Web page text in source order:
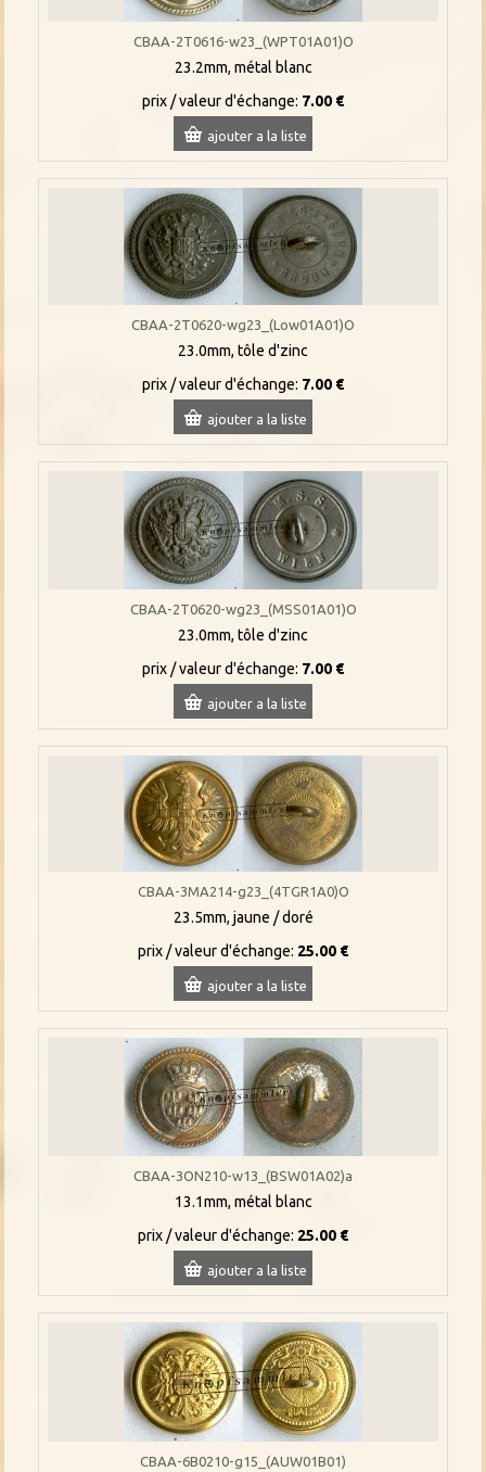
CBAA-2T0616-w23_(WPT01A01)O
23.2mm, métal blanc
prix / valeur d'échange: 7.00 €
ajouter a la liste
CBAA-2T0620-wg23_(Low01A01)O
23.0mm, tôle d'zinc
prix / valeur d'échange: 7.00 €
ajouter a la liste
CBAA-2T0620-wg23_(MSS01A01)O
23.0mm, tôle d'zinc
prix / valeur d'échange: 7.00 €
ajouter a la liste
CBAA-3MA214-g23_(4TGR1A0)O
23.5mm, jaune / doré
prix / valeur d'échange: 25.00 €
ajouter a la liste
CBAA-3ON210-w13_(BSW01A02)a
13.1mm, métal blanc
prix / valeur d'échange: 25.00 €
ajouter a la liste
CBAA-6B0210-g15_(AUW01B01)